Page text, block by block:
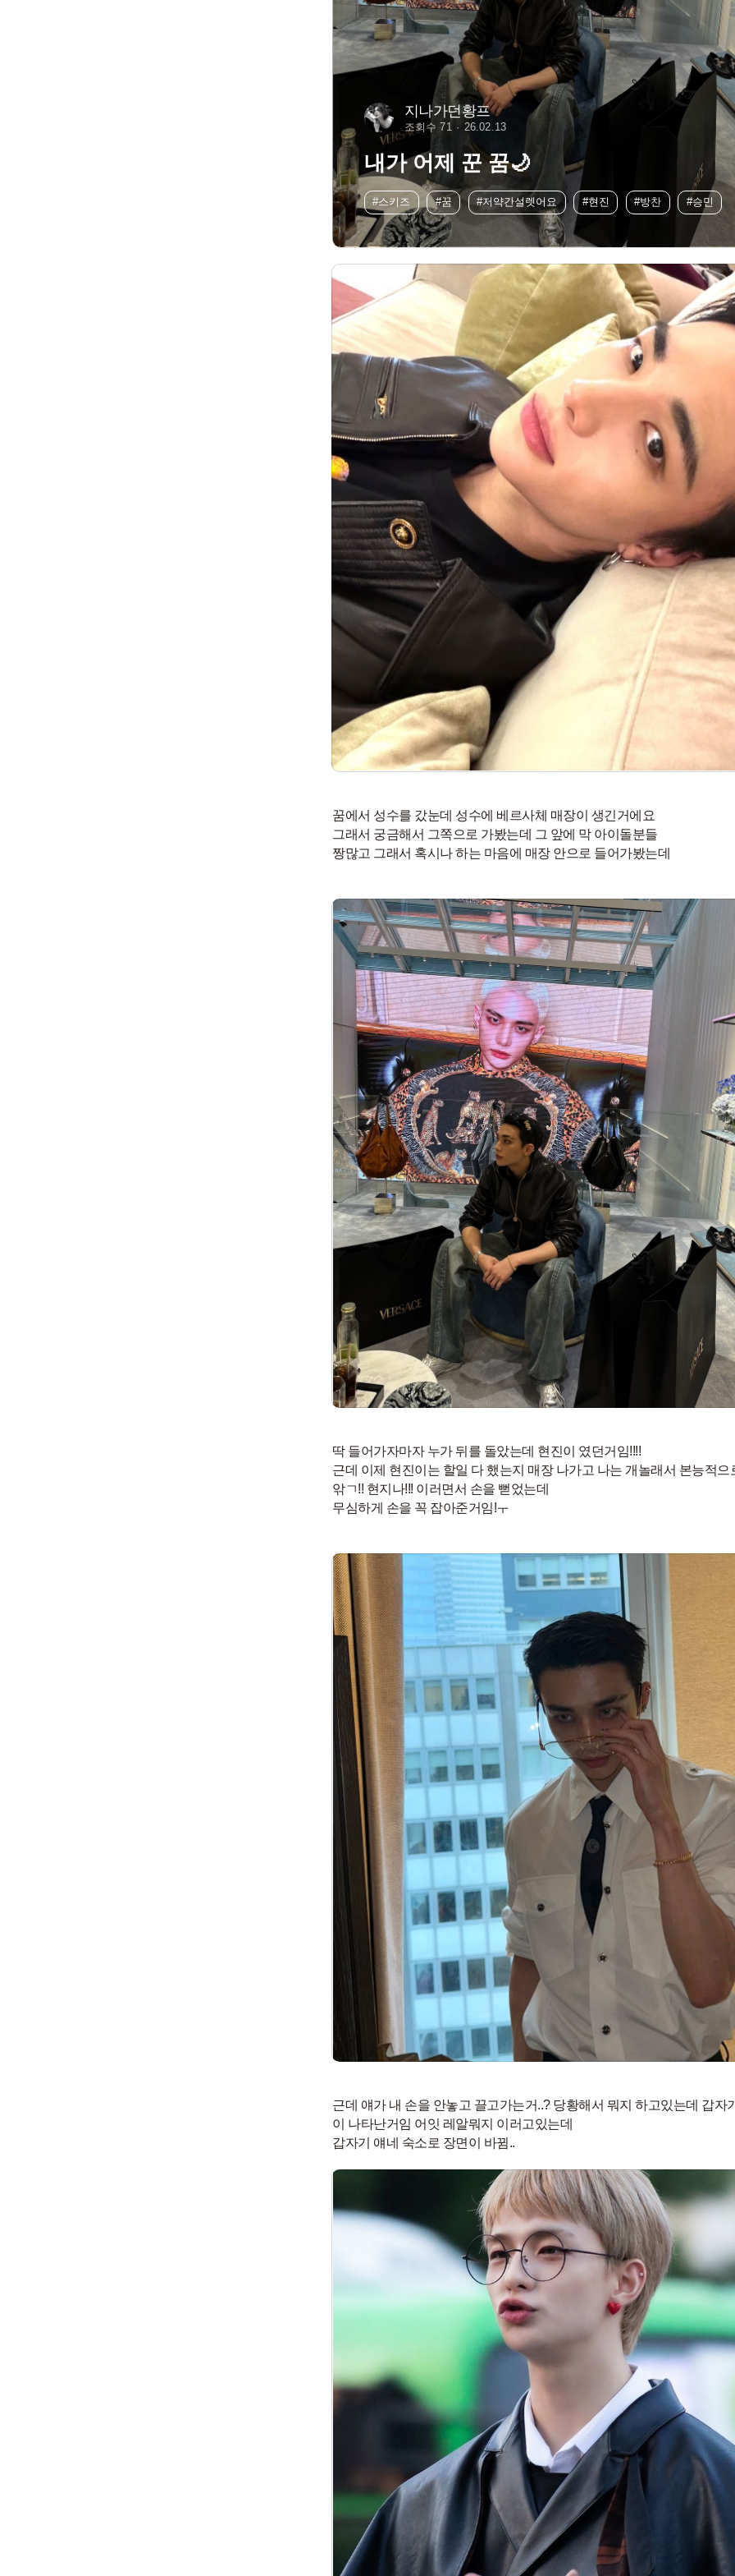
지나가던황프
조회수 71 26.02.13
내가 어제 꾼 꿈🌙
#스키즈 #꿈 #저약간설렛어요 #현진 #방찬 #승민
꿈에서 성수를 갔눈데 성수에 베르사체 매장이 생긴거에요
그래서 궁금해서 그쪽으로 가봤는데 그 앞에 막 아이돌분들
짱많고 그래서 혹시나 하는 마음에 매장 안으로 들어가봤는데
딱 들어가자마자 누가 뒤를 돌았는데 현진이 였던거임!!!!
근데 이제 현진이는 할일 다 했는지 매장 나가고 나는 개놀래서 본능적으
앆ㄱ!! 현지나!!! 이러면서 손을 뻗었는데
무심하게 손을 꼭 잡아준거임!ㅜ
근데 얘가 내 손을 안놓고 끌고가는거..? 당황해서 뭐지 하고있는데 갑자
이 나타난거임 어잇 레알뭐지 이러고있는데